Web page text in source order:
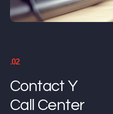
.02
Contact Y
Call Center